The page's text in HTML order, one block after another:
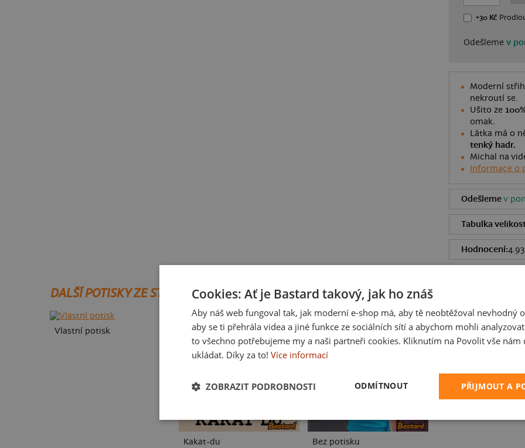
+30 Kč
Odešleme v
Moderní
nekroutí se.
Ušito ze
omak.
Látka má o
tenký hadr.
Michal na
Informace o
Odešlemev
Tabulka
Hodnocení:4.93
DALŠÍ POTISKY ZE STEJNÉ KATEGORIE
Vlastní potisk
Kakat-du Bez potisku
Karikatura z vlastní
Cookies: Ať je Bastard takový, jak ho znáš
Aby náš web fungoval tak, jak moderní e-shop má, aby tě neobtěžoval nevhodný
aby se ti přehrála videa a jiné funkce ze sociálních sítí a abychom mohli
to všechno potřebujeme my a naši partneři cookies. Kliknutím na Povolit vše nám
ukládat. Díky za to! Více informací
PŘIJMOUT A
ODMÍTNOUT
ZOBRAZIT PODROBNOSTI